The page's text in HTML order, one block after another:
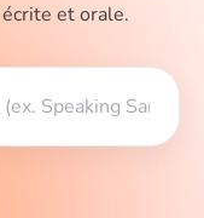
et orale.